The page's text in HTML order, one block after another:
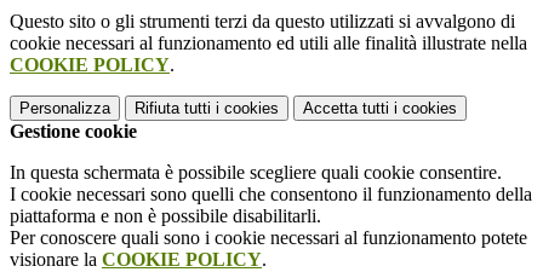
Questo sito o gli strumenti terzi da questo utilizzati si avvalgono di
cookie necessari al funzionamento ed utili alle finalità illustrate nella
COOKIE POLICY.
Personalizza Rifiuta tutti i cookies Accetta tutti i cookies
Gestione cookie
In questa schermata è possibile scegliere quali cookie consentire.
I cookie necessari sono quelli che consentono il funzionamento della
piattaforma e non è possibile disabilitarli.
Per conoscere quali sono i cookie necessari al funzionamento potete
visionare la COOKIE POLICY.